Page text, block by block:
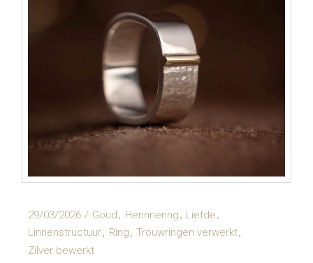
29/03/2026 Goud Herinnering
Liefde
Linnenstructuur
Ring
Trouwringen verwerkt
Zilver bewerkt